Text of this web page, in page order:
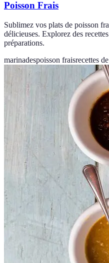
Poisson Frais
Sublimez vos plats de poisson
délicieuses. Explorez des
préparations.
marinadespoisson fraisrecettes